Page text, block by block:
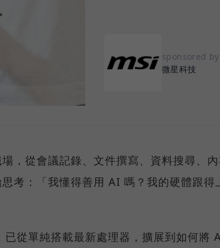
sponsored by
微星科技
，從會議記錄、文件撰寫、資料搜尋、
考：「我懂得善用 AI 嗎？我的硬體跟得
從單純搭載最新處理器，擴展到如何將